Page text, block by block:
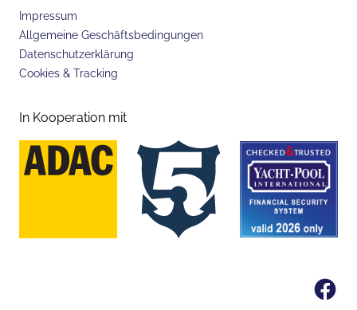
Impressum
Allgemeine Geschäftsbedingungen
Datenschutzerklärung
Cookies & Tracking
In Kooperation mit